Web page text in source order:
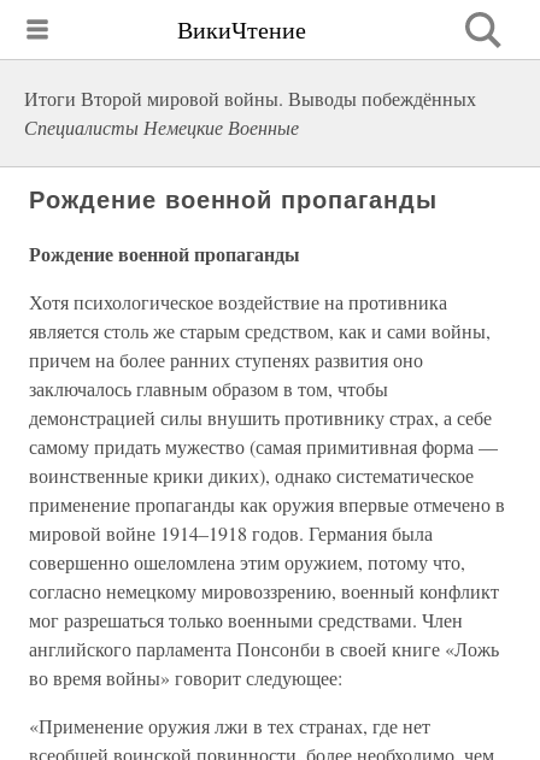
ВикиЧтение
Итоги Второй мировой войны. Выводы побеждённых
Специалисты Немецкие Военные
Рождение военной пропаганды
Рождение военной пропаганды
Хотя психологическое воздействие на противника
является столь же старым средством, как и сами войны,
причем на более ранних ступенях развития оно
заключалось главным образом в том, чтобы
демонстрацией силы внушить противнику страх, а себе
самому придать мужество (самая примитивная форма —
воинственные крики диких), однако систематическое
применение пропаганды как оружия впервые отмечено в
мировой войне 1914–1918 годов. Германия была
совершенно ошеломлена этим оружием, потому что,
согласно немецкому мировоззрению, военный конфликт
мог разрешаться только военными средствами. Член
английского парламента Понсонби в своей книге «Ложь
во время войны» говорит следующее:
«Применение оружия лжи в тех странах, где нет
всеобщей воинской повинности, более необходимо, чем